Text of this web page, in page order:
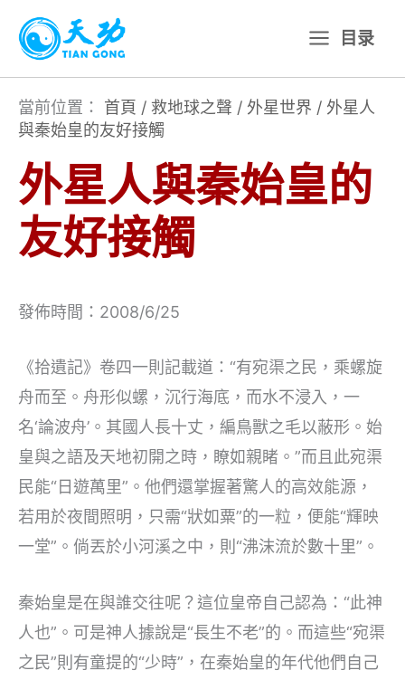
主
目录
當前位置： 首頁 / 救地球之聲 / 外星世界 / 外星人
與秦始皇的友好接觸
外星人與秦始皇的
友好接觸
發佈時間：2008/6/25
《拾遺記》卷四一則記載道：“有宛渠之民，乘螺旋
舟而至。舟形似螺，沉行海底，而水不浸入，一
名‘論波舟’。其國人長十丈，編鳥獸之毛以蔽形。始
皇與之語及天地初開之時，瞭如親睹。”而且此宛渠
民能“日遊萬里”。他們還掌握著驚人的高效能源，
若用於夜間照明，只需“狀如粟”的一粒，便能“輝映
一堂”。倘丟於小河溪之中，則“沸沫流於數十里”。
秦始皇是在與誰交往呢？這位皇帝自己認為：“此神
人也”。可是神人據說是“長生不老”的。而這些“宛渠
之民”則有童提的“少時”，在秦始皇的年代他們自己